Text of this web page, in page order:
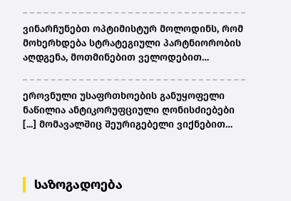
ვინარჩუნებთ ოპტიმისტურ მოლოდინს, რომ
მოხერხდება სტრატეგიული პარტნიორობის
აღდგენა, მოთმინებით ველოდებით
ეროვნული უსაფრთხოების განუყოფელი
ნაწილია ანტიკორუფციული ღონისძიებები
[...] მომავალშიც შეურიგებელი ვიქნებით
საზოგადოება